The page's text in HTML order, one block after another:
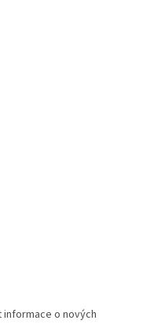
informace o nových